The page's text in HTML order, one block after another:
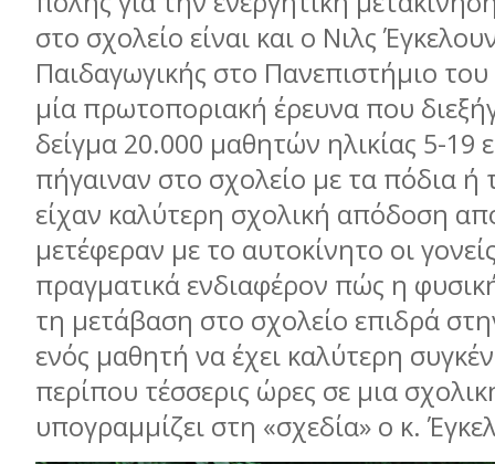
στο σχολείο είναι και ο Νιλς
Παιδαγωγικής στο Πανεπιστήμιο
μία πρωτοποριακή έρευνα που
δείγμα 20.000 μαθητών ηλικίας 5-19
πήγαιναν στο σχολείο με τα πόδια
είχαν καλύτερη σχολική απόδοση
μετέφεραν με το αυτοκίνητο οι
πραγματικά ενδιαφέρον πώς η
τη μετάβαση στο σχολείο επιδρά
ενός μαθητή να έχει καλύτερη
περίπου τέσσερις ώρες σε μια
υπογραμμίζει στη «σχεδία» ο κ.